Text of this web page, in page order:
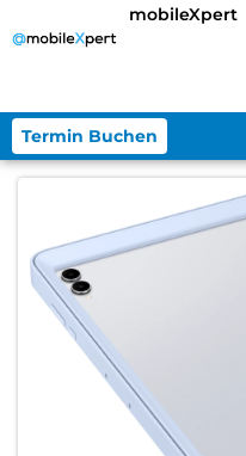
mobileXpert
Termin Buchen